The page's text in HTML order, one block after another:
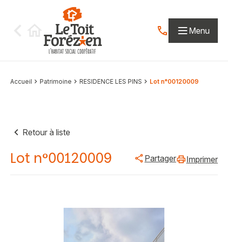
Contactez-nous
Menu
Accueil Patrimoine RESIDENCE LES PINS Lot n°00120009
Retour à liste
Lot n°00120009 Partager Imprimer